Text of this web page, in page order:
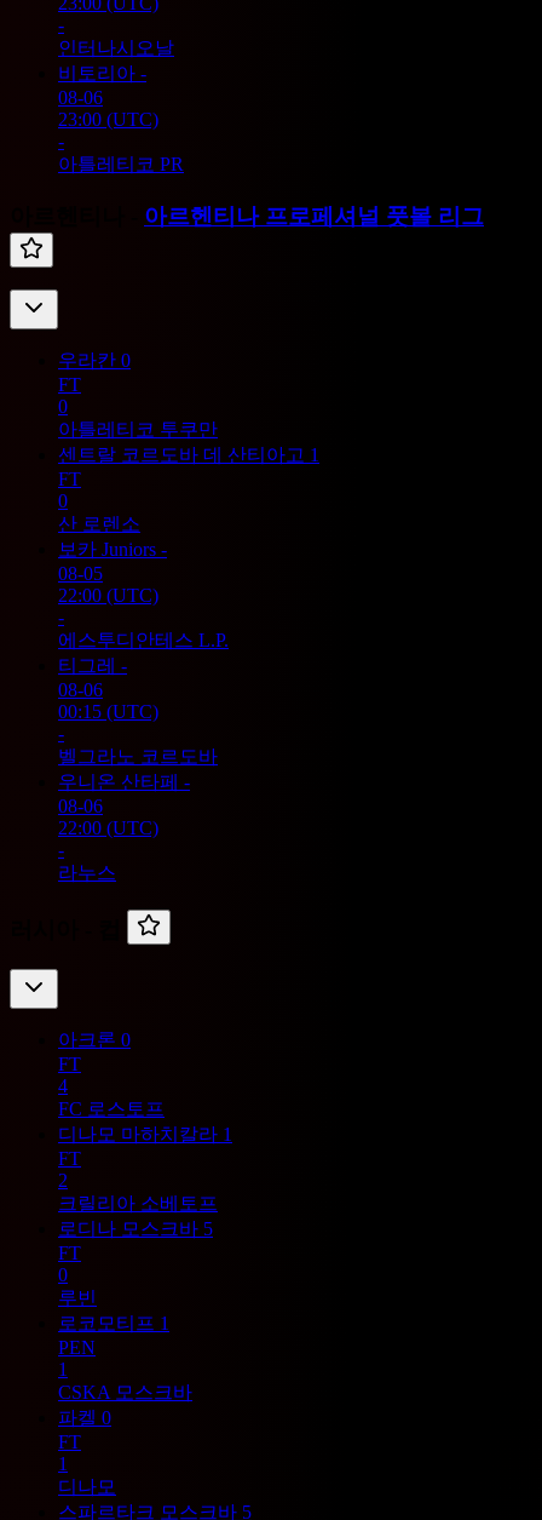
-
인터나시오날
비토리아 -
08-06
23:00 (UTC)
-
아틀레티코 PR
아르헨티나 프로페셔널 풋볼 리그
우라칸 0
FT
0
아틀레티코 투쿠만
센트랄 코르도바 데 산티아고 1
FT
0
산 로렌소
보카 Juniors -
08-05
22:00 (UTC)
-
에스투디안테스 L.P.
티그레 -
08-06
00:15 (UTC)
-
벨그라노 코르도바
우니온 산타페 -
08-06
22:00 (UTC)
-
라누스
아크론 0
FT
4
FC 로스토프
디나모 마하치칼라 1
FT
2
크릴리아 소베토프
로디나 모스크바 5
FT
0
루빈
로코모티프 1
PEN
1
CSKA 모스크바
파켈 0
FT
1
디나모
스파르타크 모스크바 5